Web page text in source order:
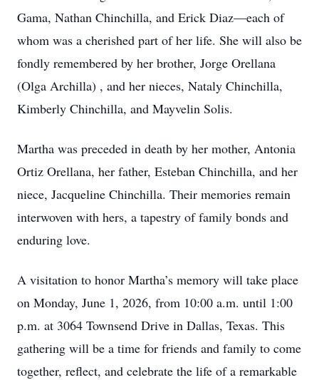
Gama, Nathan Chinchilla, and Erick Diaz—each of
whom was a cherished part of her life. She will also be
fondly remembered by her brother, Jorge Orellana
(Olga Archilla) , and her nieces, Nataly Chinchilla,
Kimberly Chinchilla, and Mayvelin Solis.
Martha was preceded in death by her mother, Antonia
Ortiz Orellana, her father, Esteban Chinchilla, and her
niece, Jacqueline Chinchilla. Their memories remain
interwoven with hers, a tapestry of family bonds and
enduring love.
A visitation to honor Martha’s memory will take place
on Monday, June 1, 2026, from 10:00 a.m. until 1:00
p.m. at 3064 Townsend Drive in Dallas, Texas. This
gathering will be a time for friends and family to come
together, reflect, and celebrate the life of a remarkable